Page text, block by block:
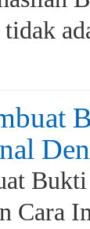
Cara